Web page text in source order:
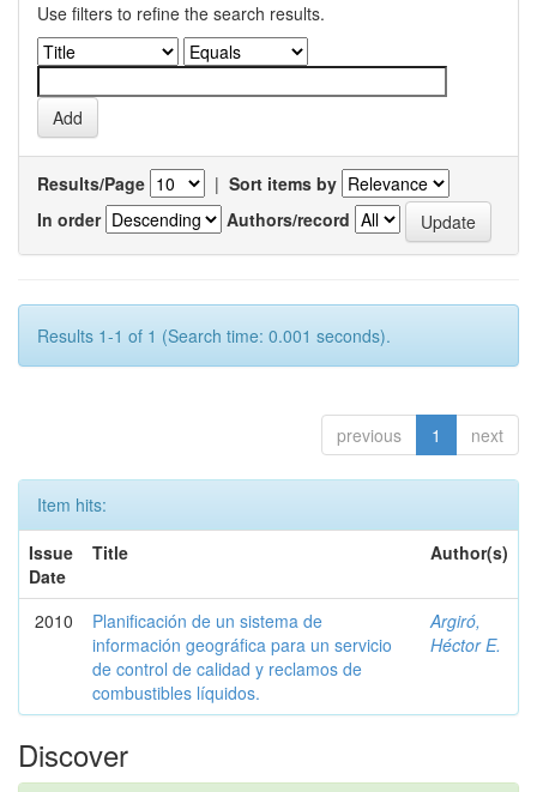
Use filters to refine the search results.
Results/Page | Sort items by
In order
Authors/record
Results 1-1 of 1 (Search time: 0.001 seconds).
previous 1 next
Item hits:
Issue
Date
Title Author(s)
2010
Planificación de un sistema de
información geográfica para un servicio
de control de calidad y reclamos de
combustibles líquidos.
Argiró,
Héctor E.
Discover